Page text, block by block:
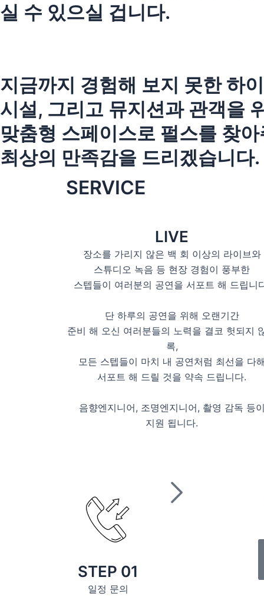
실 수 있으실 겁니다.
지금까지 경험해 보지 못한 하
시설, 그리고 뮤지션과 관객을
맞춤형 스페이스로 펄스를 찾
최상의 만족감을 드리겠습니다.
SERVICE
LIVE
장소를 가리지 않은 백 회 이상의 라이브와
스튜디오 녹음 등 현장 경험이 풍부한
스텝들이 여러분의 공연을 서포트 해 드립니
단 하루의 공연을 위해 오랜기간
준비 해 오신 여러분들의 노력을 결코 헛되지
록,
모든 스텝들이 마치 내 공연처럼 최선을 다해
서포트 해 드릴 것을 약속 드립니다.
음향엔지니어, 조명엔지니어, 촬영 감독 등이
지원 됩니다.
STEP 01
일정 문의